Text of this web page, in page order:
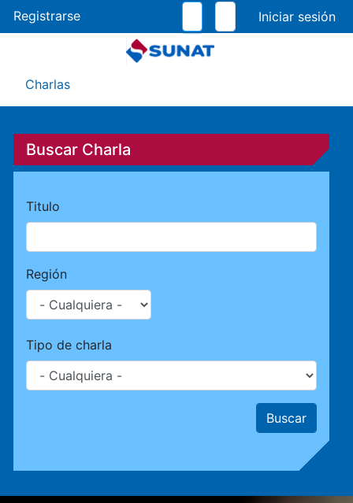
al
contenido
Registrarse
Menú Asistente
Charlas
Buscar Charla
Titulo
Región
Tipo de charla